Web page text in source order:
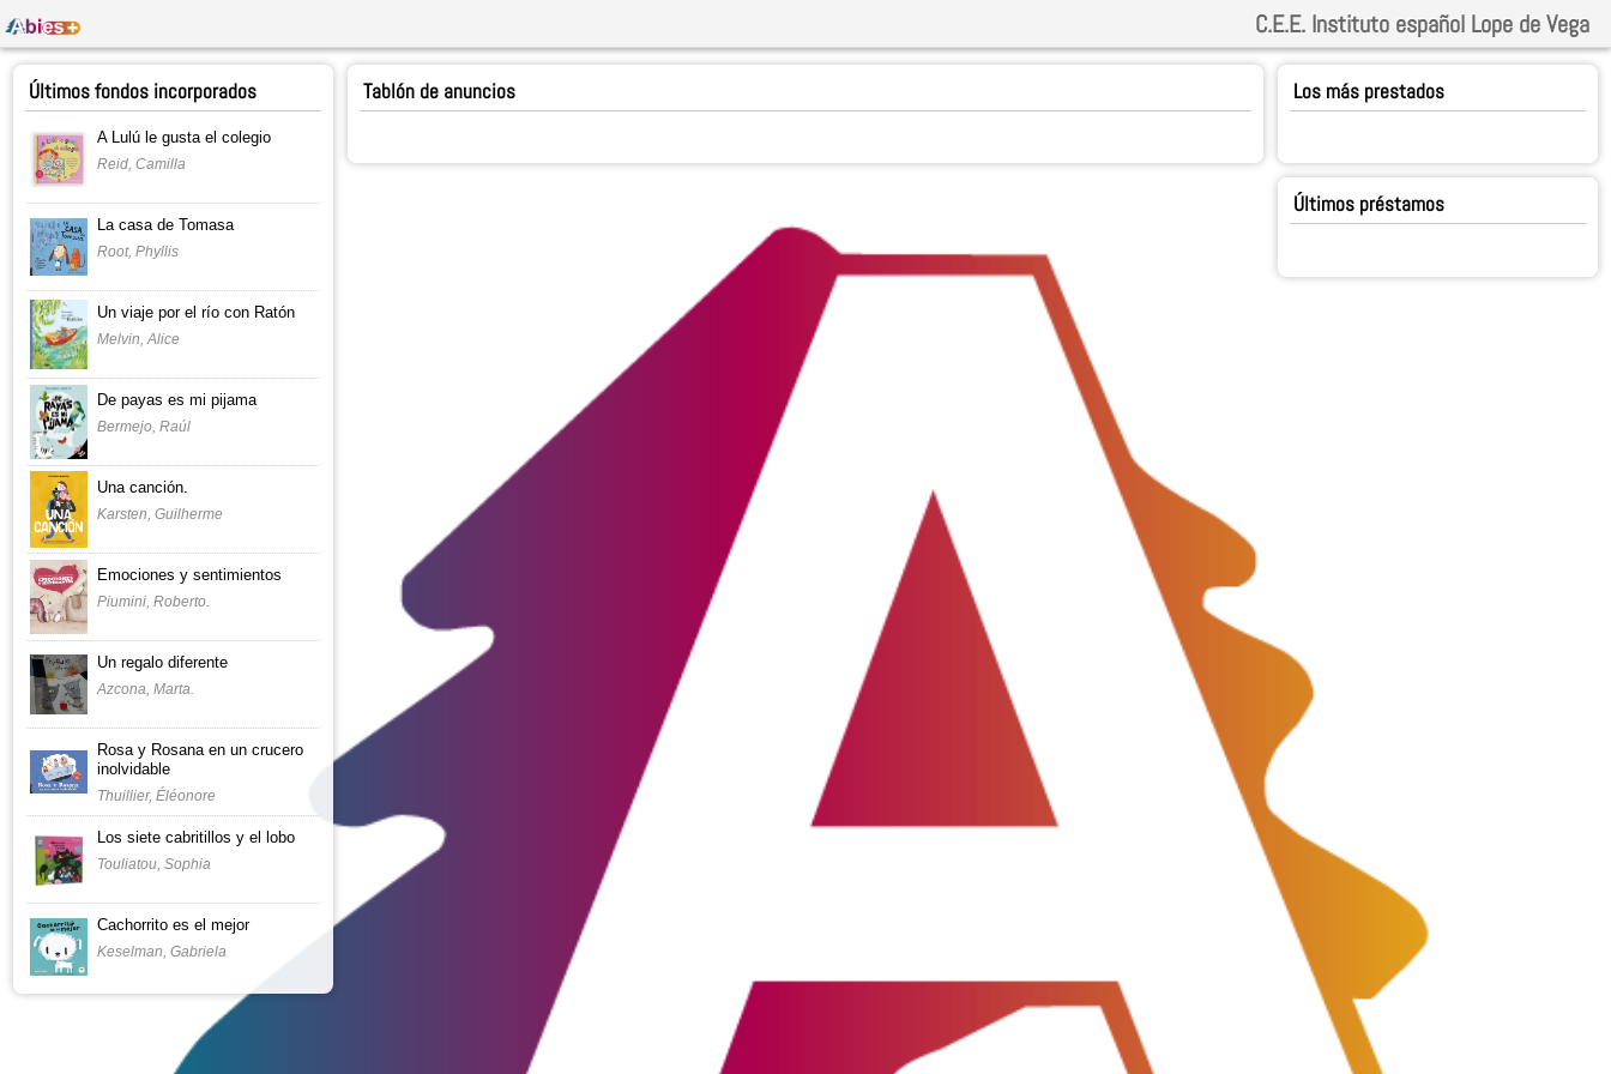
C.E.E. Instituto español Lope de Vega
Últimos fondos incorporados
A Lulú le gusta el colegio
Reid, Camilla
La casa de Tomasa
Root, Phyllis
Un viaje por el río con Ratón
Melvin, Alice
De payas es mi pijama
Bermejo, Raúl
Una canción.
Karsten, Guilherme
Emociones y sentimientos
Piumini, Roberto.
Un regalo diferente
Azcona, Marta.
Rosa y Rosana en un crucero
inolvidable
Thuillier, Éléonore
Los siete cabritillos y el lobo
Touliatou, Sophia
Cachorrito es el mejor
Keselman, Gabriela
Tablón de anuncios Los más prestados
Últimos préstamos